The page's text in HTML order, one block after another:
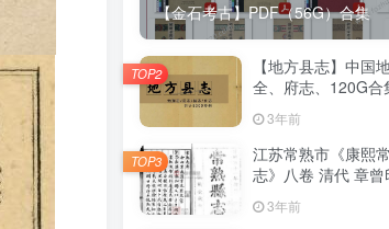
【金石考古】PDF（56G）合集
【地方县志】中国
全、府志、120G合
清下载
3年前
TOP2
江苏常熟市《康熙
志》八卷 清代 章曾
倬纂PDF影印本高清
下载3年前
TOP3